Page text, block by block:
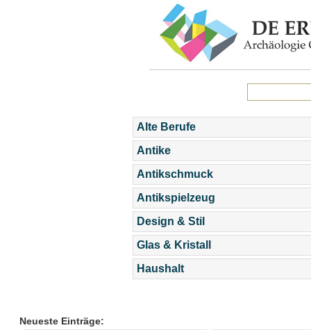
Alte Berufe
Antike
Antikschmuck
Antikspielzeug
Design & Stil
Glas & Kristall
Haushalt
Neueste Einträge: